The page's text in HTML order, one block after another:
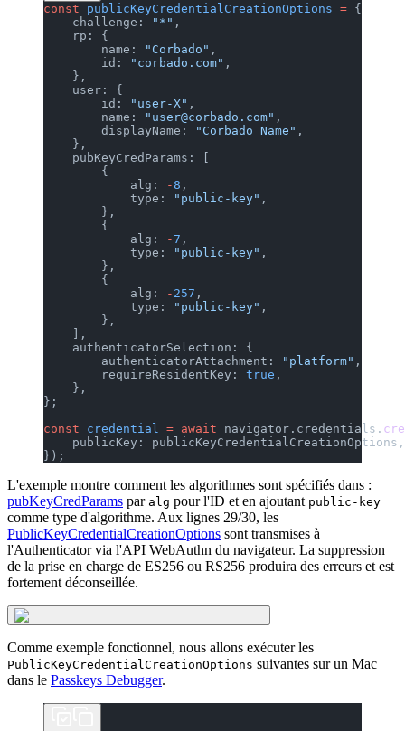
const publicKeyCredentialCreationOptions = {
    challenge:
"*" ,
    rp: {
        name:
"Corbado" ,
        id:
"corbado.com" ,
    },
    user: {
        id:
"user-X" ,
        name:
"user@corbado.com" ,
        displayName:
"Corbado Name" ,
    },
    pubKeyCredParams: [
        {
            alg:
-8 ,
            type:
"public-key" ,
        },
        {
            alg:
-7 ,
            type:
"public-key" ,
        },
        {
            alg:
- 257 ,
            type:
"public-key" ,
        },
    ],
    authenticatorSelection: {
        authenticatorAttachment:
"platform" ,
        requireResidentKey:
true ,
    },
};
const credential = await navigator.credentials.
    publicKey: publicKeyCredentialCreationOptions,
});
L'exemple montre comment les algorithmes sont spécifiés dans :
pubKeyCredParams par alg pour l'ID et en ajoutant public-key
comme type d'algorithme. Aux lignes 29/30, les
PublicKeyCredentialCreationOptions sont transmises à
l'Authenticator via l'API WebAuthn du navigateur. La suppression
de la prise en charge de ES256 ou RS256 produira des erreurs et est
fortement déconseillée.
Comme exemple fonctionnel, nous allons exécuter les
PublicKeyCredentialCreationOptions suivantes sur un Mac
dans le Passkeys Debugger.